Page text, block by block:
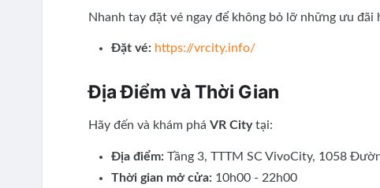
Nhanh tay đặt vé ngay để không bỏ lỡ những ưu đãi
Đặt vé: https://vrcity.info/
Địa Điểm và Thời Gian
Hãy đến và khám phá VR Citytại:
Địa điểm: Tầng 3, TTTM SC VivoCity, 1058
Thời gian mở cửa: 10h00 - 22h00